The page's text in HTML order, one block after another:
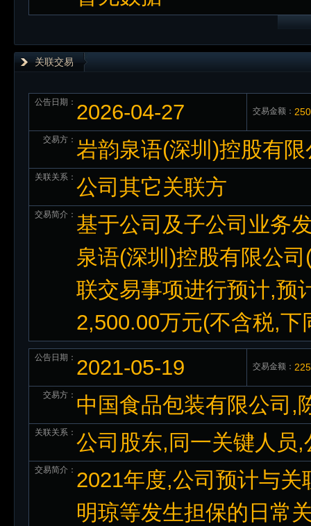
关联交易
公告日期： 2026-04-27 交易金额：
交易方： 岩韵泉语(深圳)控股有限
关联关系： 公司其它关联方
交易简介： 基于公司及子公司业务
泉语(深圳)控股有限公
联交易事项进行预计,预
2,500.00万元(不含税,下
公告日期： 2021-05-19 交易金额：
交易方： 中国食品包装有限公司,
关联关系： 公司股东,同一关键人员
交易简介： 2021年度,公司预计与
明琼等发生担保的日常